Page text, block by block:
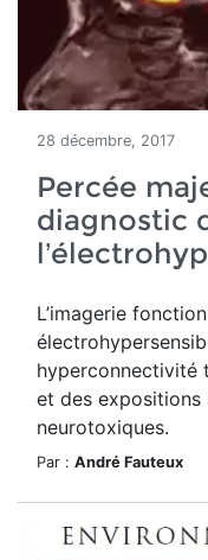
28 décembre, 2017
Percée
diagnostic
L’imagerie
hyperconnectivité
et des expositions
neurotoxiques.
Par : André Fauteux